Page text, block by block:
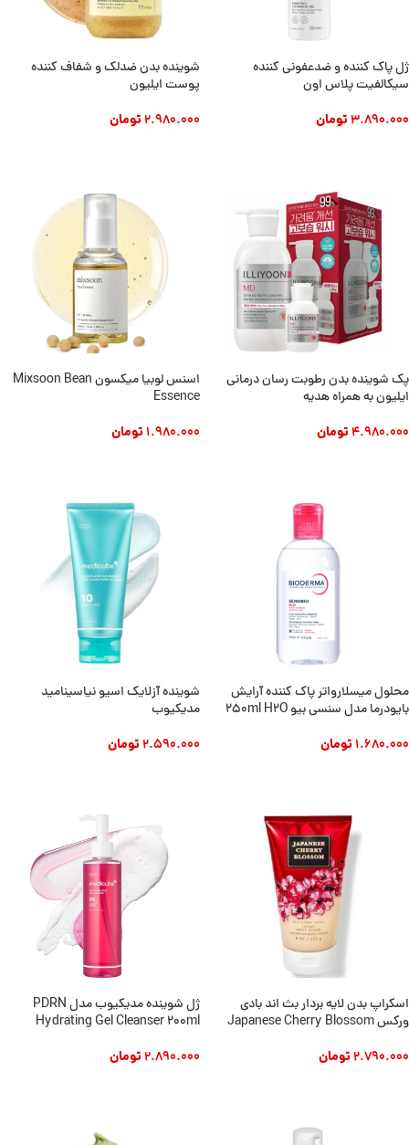
ژل پاک کننده و ضدعفونی کننده
سیکالفیت پلاس اون
3.890.000تومان
شوینده بدن ضدلک و شفاف کننده
پوست ایلیون
2.980.000تومان
پک شوینده بدن رطوبت رسان درمانی
ایلیون به همراه هدیه
4.980.000تومان
اسنس لوبیا میکسون Mixsoon Bean
Essence
1.980.000تومان
محلول میسلارواتر پاک کننده آرایش
بایودرما مدل سنسی بیو 250ml H2O
1.680.000تومان
شوینده آزلایک اسیو نیاسینامید
مدیکیوب
2.590.000تومان
اسکراپ بدن لایه بردار بث اند بادی
ورکس Japanese Cherry Blossom
2.790.000تومان
ژل شوینده مدیکیوب مدل PDRN
Hydrating Gel Cleanser 200ml
2.890.000تومان